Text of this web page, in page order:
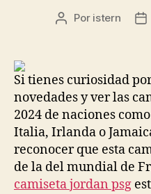
Autor
Por istern
Si tienes curiosidad
novedades y ver las
2024 de naciones
Italia, Irlanda o
reconocer que esta
de la del mundial de
camiseta jordan psg